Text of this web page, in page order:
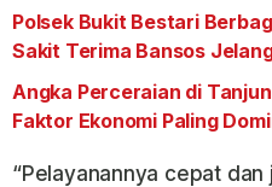
Polsek Bukit Bestari
Sakit Terima Bansos Jelang
Angka Perceraian di
Faktor Ekonomi Paling
“Pelayanannya cepat